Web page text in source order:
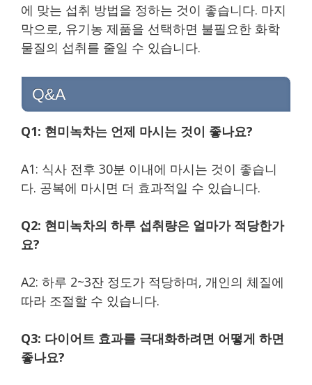
에 맞는 섭취 방법을 정하는 것이 좋습니다. 마지
막으로, 유기농 제품을 선택하면 불필요한 화학
물질의 섭취를 줄일 수 있습니다.
Q&A
Q1: 현미녹차는 언제 마시는 것이 좋나요?
A1: 식사 전후 30분 이내에 마시는 것이 좋습니
다. 공복에 마시면 더 효과적일 수 있습니다.
Q2: 현미녹차의 하루 섭취량은 얼마가 적당한가
요?
A2: 하루 2~3잔 정도가 적당하며, 개인의 체질에
따라 조절할 수 있습니다.
Q3: 다이어트 효과를 극대화하려면 어떻게 하면
좋나요?